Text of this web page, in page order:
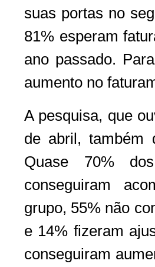
suas portas no
81% esperam
ano passado.
aumento no
A pesquisa, que
de abril, também
Quase 70%
conseguiram
grupo, 55% não
e 14% fizeram
conseguiram